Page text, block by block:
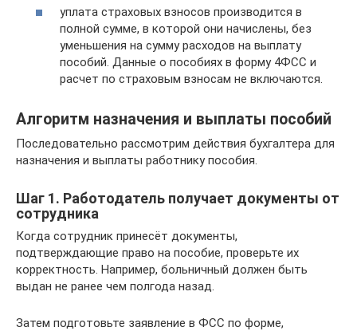
уплата страховых взносов производится в
полной сумме, в которой они начислены, без
уменьшения на сумму расходов на выплату
пособий. Данные о пособиях в форму 4ФСС и
расчет по страховым взносам не включаются.
Алгоритм назначения и выплаты пособий
Последовательно рассмотрим действия бухгалтера для
назначения и выплаты работнику пособия.
Шаг 1. Работодатель получает документы от
сотрудника
Когда сотрудник принесёт документы,
подтверждающие право на пособие, проверьте их
корректность. Например, больничный должен быть
выдан не ранее чем полгода назад.
Затем подготовьте заявление в ФСС по форме,